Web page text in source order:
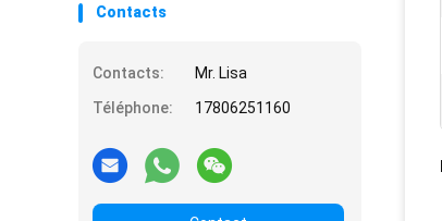
Contacts
Contacts:
Mr. Lisa
Téléphone:
17806251160